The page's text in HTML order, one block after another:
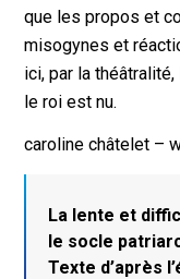
que les propos et
misogynes et
ici, par la
le roi est nu.
caroline châtelet –
La lente et
le socle
Texte d’après